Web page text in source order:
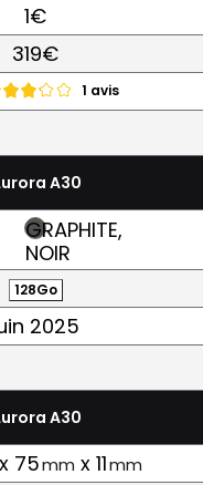
1€
319€
1 avis
A30
GRAPHITE,
NOIR
128Go
2025
A30
x 75mm x 11mm